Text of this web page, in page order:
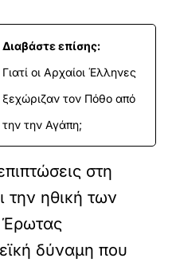
Διαβάστε επίσης:
Γιατί οι Αρχαίοι Έλληνες
ξεχώριζαν τον Πόθο από
την την Αγάπη;
στη
την ηθική των
δύναμη που